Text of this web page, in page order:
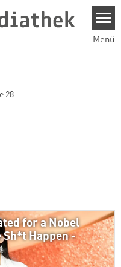
Menü
28
for a Nobel
Sh*t Happen -